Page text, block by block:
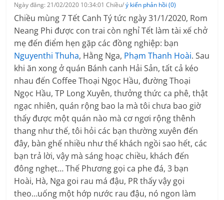
Ngày đăng: 21/02/2020 10:34:01 Chiều/ý kiến phản hồi (0)
Chiều mùng 7 Tết Canh Tý tức ngày 31/1/2020, Rom
Neang Phi được con trai còn nghỉ Tết làm tài xế chở
mẹ đến điểm hẹn gặp các đồng nghiệp: bạn
Nguyenthi Thuha, Hằng Nga, Phạm Thanh Hoài. Sau
khi ăn xong ở quán Bánh canh Hải Sản, tất cả kéo
nhau đến Coffee Thoại Ngọc Hầu, đường Thoại
Ngọc Hầu, TP Long Xuyên, thưởng thức ca phê, thật
ngạc nhiên, quán rộng bao la mà tôi chưa bao giờ
thấy được một quán nào mà cơ ngơi rộng thênh
thang như thế, tôi hỏi các bạn thường xuyên đến
đây, bàn ghế nhiều như thế khách ngồi sao hết, các
bạn trả lời, vậy mà sáng hoạc chiều, khách đến
đông nghẹt… Thế Phương gọi ca phe đá, 3 bạn
Hoài, Hà, Nga goi rau má đậu, PR thấy vậy gọi
theo…uống một hớp nước rau đậu, nó ngon làm